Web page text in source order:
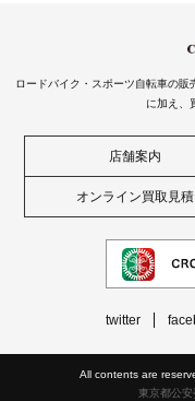
ロードバイク・スポーツ自転車の
に加え、
店舗案内
オンライン買取見積
twitter
All contents are
東京都公